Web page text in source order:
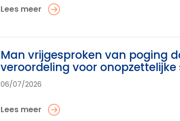
Lees meer
Man vrijgesproken van poging
veroordeling voor
06/07/2026
Lees meer